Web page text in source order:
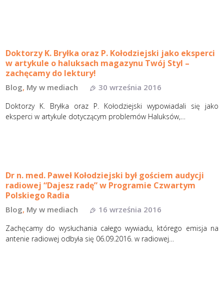
Doktorzy K. Bryłka oraz P. Kołodziejski jako eksperci
w artykule o haluksach magazynu Twój Styl –
zachęcamy do lektury!
Blog, My w mediach 30 września 2016
Doktorzy K. Bryłka oraz P. Kołodziejski wypowiadali się jako
eksperci w artykule dotyczącym problemów Haluksów,…
Dr n. med. Paweł Kołodziejski był gościem audycji
radiowej “Dajesz radę” w Programie Czwartym
Polskiego Radia
Blog, My w mediach 16 września 2016
Zachęcamy do wysłuchania całego wywiadu, którego emisja na
antenie radiowej odbyła się 06.09.2016. w radiowej…